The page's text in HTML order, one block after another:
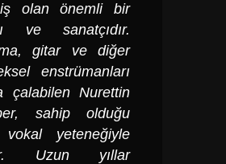
olan önemli bir
ve sanatçıdır.
gitar ve diğer
enstrümanları
çalabilen Nurettin
sahip olduğu
yeteneğiyle
Uzun yıllar